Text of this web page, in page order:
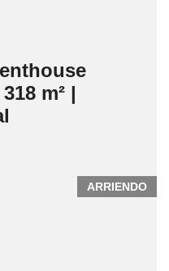
m² |
ARRIENDO